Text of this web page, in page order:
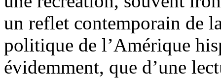
un reflet contemporain de
politique de l’Amérique
évidemment, que d’une